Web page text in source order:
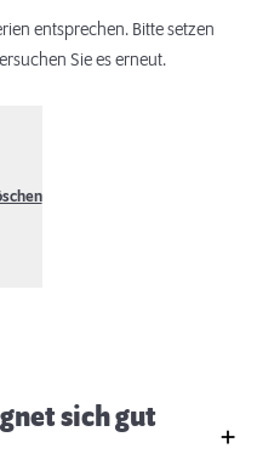
entsprechen. Bitte setzen
Sie es erneut.
sich gut